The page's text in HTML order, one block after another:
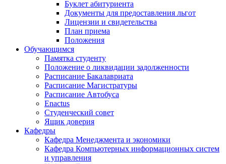
Буклет абитуриента
Документы для предоставления льгот
Лицензии и свидетельства
План приема
Положения
Обучающимся
Памятка студенту
Положение о ликвидации задолженности
Расписание Бакалавриата
Расписание Магистратуры
Расписание Автобуса
Enactus
Студенческий совет
Ящик доверия
Кафедры
Кафедра Менеджмента и экономики
Кафедра Компьютерных информационных систем
и управления